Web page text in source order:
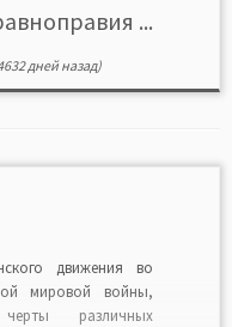
...
дней назад)
движения во
мировой войны,
различных